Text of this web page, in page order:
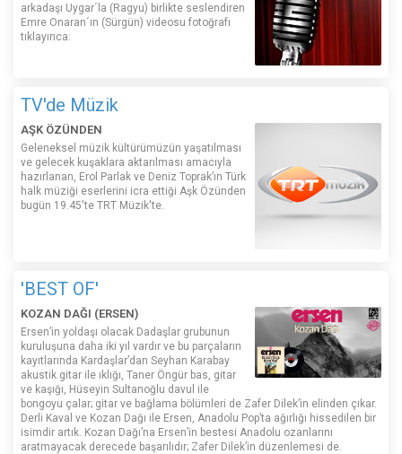
arkadaşı Uygar´la (Ragyu) birlikte seslendiren
Emre Onaran´ın (Sürgün) videosu fotoğrafı
tıklayınca:
TV'de Müzik
AŞK ÖZÜNDEN
Geleneksel müzik kültürümüzün yaşatılması
ve gelecek kuşaklara aktarılması amacıyla
hazırlanan, Erol Parlak ve Deniz Toprak’ın Türk
halk müziği eserlerini icra ettiği Aşk Özünden
bugün 19.45'te TRT Müzik'te.
'BEST OF'
KOZAN DAĞI (ERSEN)
Ersen’in yoldaşı olacak Dadaşlar grubunun
kuruluşuna daha iki yıl vardır ve bu parçaların
kayıtlarında Kardaşlar’dan Seyhan Karabay
akustik gitar ile ıklığı, Taner Öngür bas, gitar
ve kaşığı, Hüseyin Sultanoğlu davul ile
bongoyu çalar; gitar ve bağlama bölümleri de Zafer Dilek’in elinden çıkar.
Derli Kaval ve Kozan Dağı ile Ersen, Anadolu Pop’ta ağırlığı hissedilen bir
isimdir artık. Kozan Dağı’na Ersen’in bestesi Anadolu ozanlarını
aratmayacak derecede başarılıdır; Zafer Dilek’in düzenlemesi de.